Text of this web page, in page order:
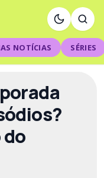
NOTÍCIAS SÉRIES